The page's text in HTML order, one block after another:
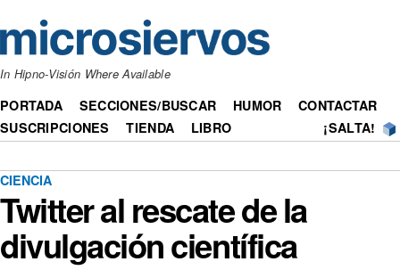
In Hipno-Visión Where Available
PORTADA SECCIONES/BUSCAR HUMOR
CONTACTAR
SUSCRIPCIONES
TIENDA LIBRO ¡SALTA!
CIENCIA
Twitter al rescate de la
divulgación científica